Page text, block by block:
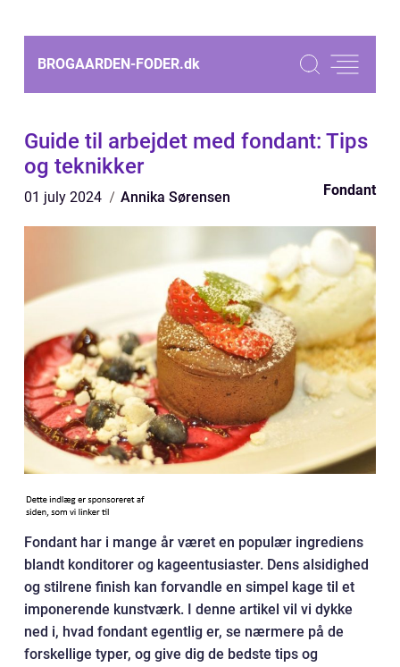
BROGAARDEN-FODER.dk
Guide til arbejdet med fondant: Tips
og teknikker
01 july 2024 Annika Sørensen Fondant
Fondant har i mange år været en populær ingrediens
blandt konditorer og kageentusiaster. Dens alsidighed
og stilrene finish kan forvandle en simpel kage til et
imponerende kunstværk. I denne artikel vil vi dykke
ned i, hvad fondant egentlig er, se nærmere på de
forskellige typer, og give dig de bedste tips og